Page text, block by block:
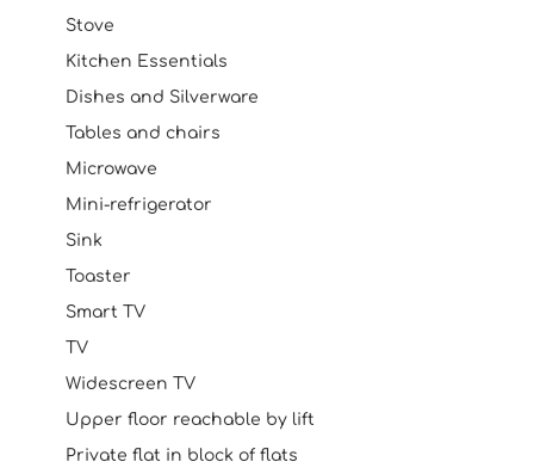
Stove
Kitchen Essentials
Dishes and Silverware
Tables and chairs
Microwave
Mini-refrigerator
Sink
Toaster
Smart TV
TV
Widescreen TV
Upper floor reachable by lift
Private flat in block of flats